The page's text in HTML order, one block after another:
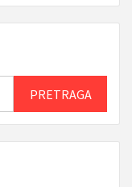
PRETRAGA